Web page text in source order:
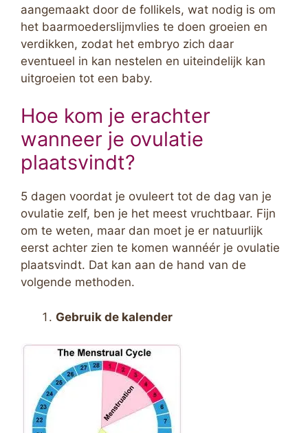
aangemaakt door de follikels, wat nodig is om
het baarmoederslijmvlies te doen groeien en
verdikken, zodat het embryo zich daar
eventueel in kan nestelen en uiteindelijk kan
uitgroeien tot een baby.
Hoe kom je erachter
wanneer je ovulatie
plaatsvindt?
5 dagen voordat je ovuleert tot de dag van je
ovulatie zelf, ben je het meest vruchtbaar. Fijn
om te weten, maar dan moet je er natuurlijk
eerst achter zien te komen wannéér je ovulatie
plaatsvindt. Dat kan aan de hand van de
volgende methoden.
Gebruik de kalender